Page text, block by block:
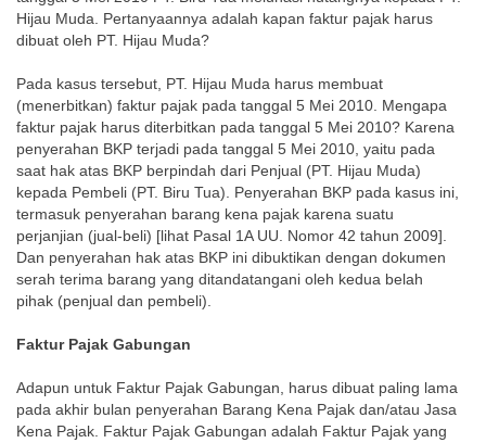
Hijau Muda. Pertanyaannya adalah kapan faktur pajak harus
dibuat oleh PT. Hijau Muda?
Pada kasus tersebut, PT. Hijau Muda harus membuat
(menerbitkan) faktur pajak pada tanggal 5 Mei 2010. Mengapa
faktur pajak harus diterbitkan pada tanggal 5 Mei 2010? Karena
penyerahan BKP terjadi pada tanggal 5 Mei 2010, yaitu pada
saat hak atas BKP berpindah dari Penjual (PT. Hijau Muda)
kepada Pembeli (PT. Biru Tua). Penyerahan BKP pada kasus ini,
termasuk penyerahan barang kena pajak karena suatu
perjanjian (jual-beli) [lihat Pasal 1A UU. Nomor 42 tahun 2009].
Dan penyerahan hak atas BKP ini dibuktikan dengan dokumen
serah terima barang yang ditandatangani oleh kedua belah
pihak (penjual dan pembeli).
Faktur Pajak Gabungan
Adapun untuk Faktur Pajak Gabungan, harus dibuat paling lama
pada akhir bulan penyerahan Barang Kena Pajak dan/atau Jasa
Kena Pajak. Faktur Pajak Gabungan adalah Faktur Pajak yang